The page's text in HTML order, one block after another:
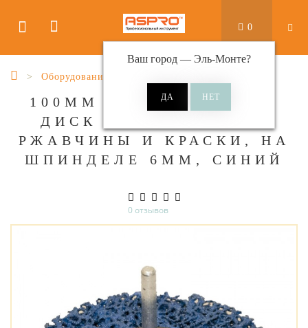
Ваш город — Эль-Монте?
0
Оборудование шлифовальное
100ММ HAMACH POLY X
ДИСК ДЛЯ УДАЛЕНИЯ
РЖАВЧИНЫ И КРАСКИ, НА
ШПИНДЕЛЕ 6ММ, СИНИЙ
0 отзывов